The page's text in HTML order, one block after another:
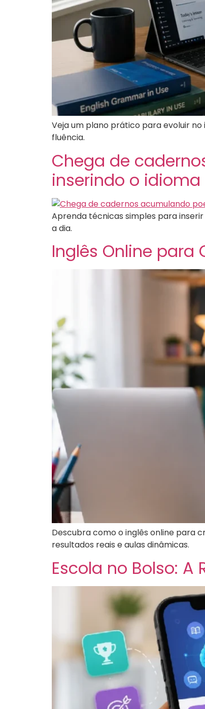
Veja um plano prático para evoluir
fluência.
Chega de
inserindo o
Aprenda técnicas simples para
a dia.
Inglês Online para
Descubra como o inglês online para
resultados reais e aulas dinâmicas.
Escola no Bolso: